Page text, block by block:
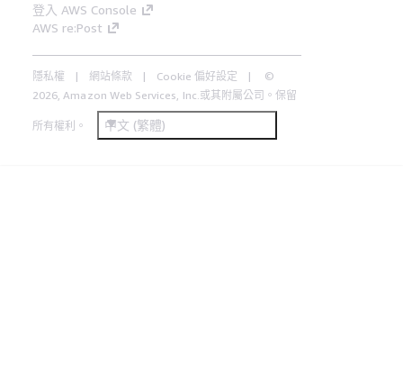
登入 AWS Console
AWS re:Post
隱私權 網站條款 Cookie 偏好設定
©
2026, Amazon Web Services, Inc.或其附屬公司。保留
所有權利。 中文 (繁體)